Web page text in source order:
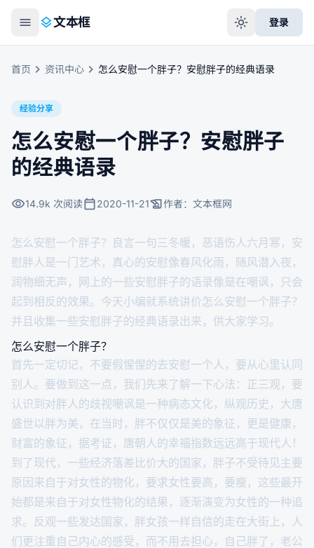
menu layers文本框 light_mode 登录
首页 chevron_right 资讯中心 chevron_right 怎么安慰一个胖子？安慰胖子的经典语录
经验分享
怎么安慰一个胖子？安慰胖子
的经典语录
visibility14.9k 次阅读calendar_today2020-11-21history_edu作者： 文本框网
怎么安慰一个胖子？良言一句三冬暖，恶语伤人六月寒，安
慰胖人是一门艺术，真心的安慰像春风化雨，随风潜入夜，
润物细无声，网上的一些安慰胖子的语录像是在嘲讽，只会
起到相反的效果。今天小编就系统讲价怎么安慰一个胖子？
并且收集一些安慰胖子的经典语录出来，供大家学习。
怎么安慰一个胖子？
首先一定切记，不要假惺惺的去安慰一个人，要从心里认同
别人。要做到这一点，我们先来了解一下心法：正三观，要
认识到对胖人的歧视嘲讽是一种病态文化，纵观历史，大唐
盛世以胖为美，在当时，胖不仅仅是美的象征，更是健康，
财富的象征，据考证，唐朝人的幸福指数远远高于现代人！
到了现代，一些经济落差比价大的国家，胖子不受待见主要
原因来自于对女性的物化，要求女性要高，要瘦，这些最开
始都是来自于对女性物化的结果，逐渐演变为女性的一种追
求。反观一些发达国家，胖女孩一样自信的走在大街上，人
们更注重自己内心的感受，而不用去担心，自己胖了，老公